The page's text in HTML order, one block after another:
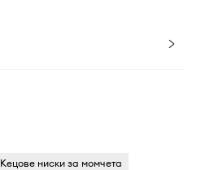
Кецове ниски за момчета